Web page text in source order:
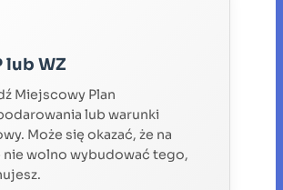
lub WZ
Miejscowy Plan
lub warunki
Może się okazać, że na
nie wolno wybudować tego,